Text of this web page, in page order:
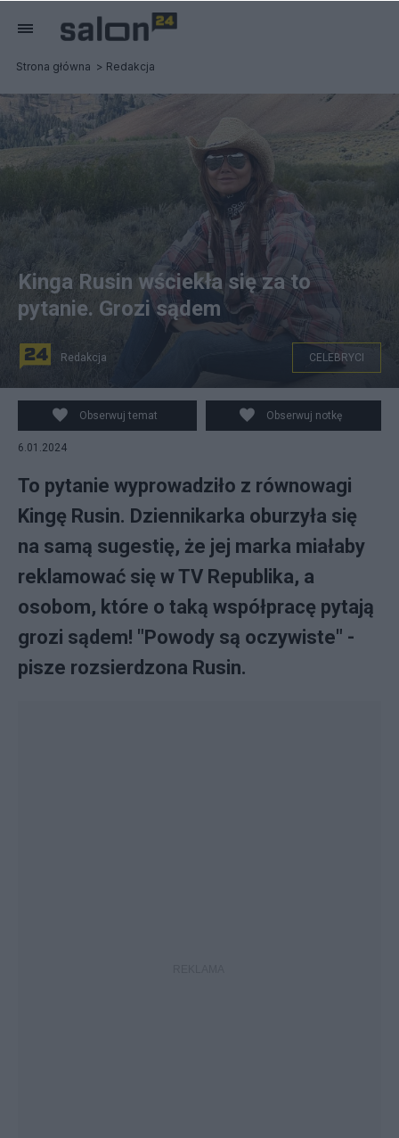
Strona główna Redakcja
Kinga Rusin wściekła na dziennikarzy. Fot.
Facebook/Kinga Rusin
Kinga Rusin wściekła się za to
pytanie. Grozi sądem
Redakcja CELEBRYCI
Obserwuj temat Obserwuj notkę
6.01.2024
To pytanie wyprowadziło z równowagi
Kingę Rusin. Dziennikarka oburzyła się
na samą sugestię, że jej marka miałaby
reklamować się w TV Republika, a
osobom, które o taką współpracę pytają
grozi sądem! "Powody są oczywiste" -
pisze rozsierdzona Rusin.